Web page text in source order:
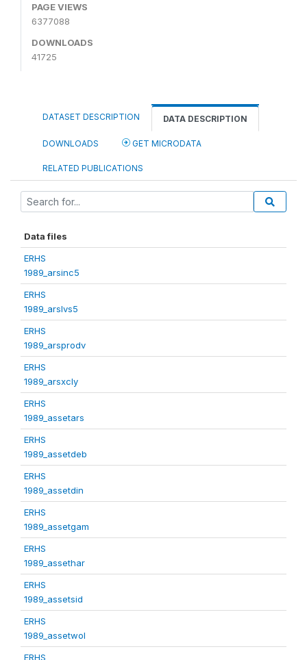
PAGE VIEWS
6377088
DOWNLOADS
41725
DATASET DESCRIPTION DATA DESCRIPTION
DOWNLOADS GET MICRODATA
RELATED PUBLICATIONS
Data files
ERHS
1989_arsinc5
ERHS
1989_arslvs5
ERHS
1989_arsprodv
ERHS
1989_arsxcly
ERHS
1989_assetars
ERHS
1989_assetdeb
ERHS
1989_assetdin
ERHS
1989_assetgam
ERHS
1989_assethar
ERHS
1989_assetsid
ERHS
1989_assetwol
ERHS